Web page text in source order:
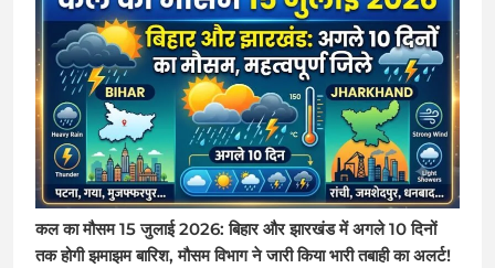
कल का मौसम 15 जुलाई 2026: बिहार और झारखंड में अगले 10 दिनों
तक होगी झमाझम बारिश, मौसम विभाग ने जारी किया भारी तबाही का अलर्ट!